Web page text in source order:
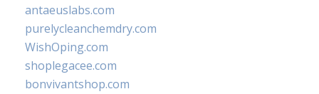
antaeuslabs.com
purelycleanchemdry.com
WishOping.com
shoplegacee.com
bonvivantshop.com